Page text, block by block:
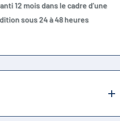
12 mois dans le cadre d’une
sous 24 à 48 heures